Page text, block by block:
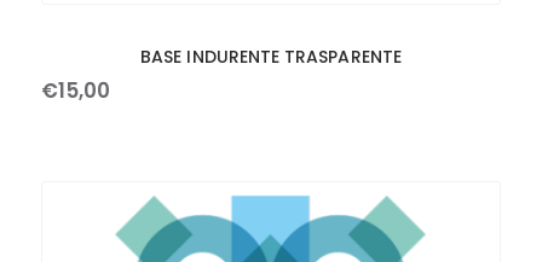
BASE INDURENTE TRASPARENTE
€15,00